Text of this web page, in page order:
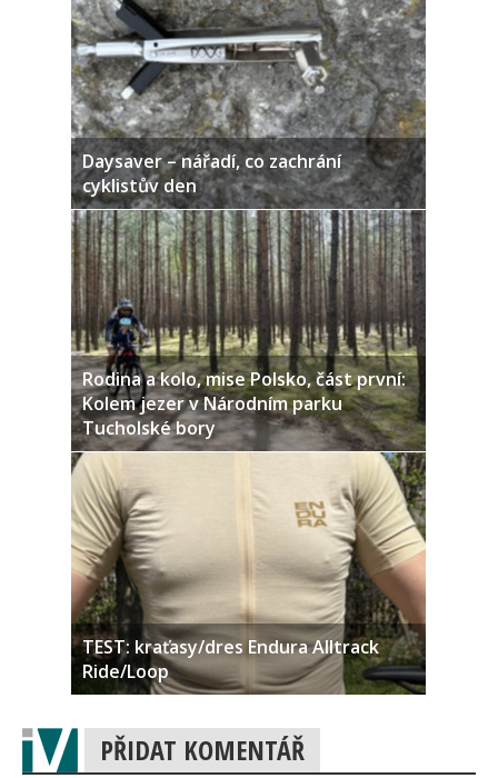
Daysaver – nářadí, co zachrání
cyklistův den
Rodina a kolo, mise Polsko, část první:
Kolem jezer v Národním parku
Tucholské bory
TEST: kraťasy/dres Endura Alltrack
Ride/Loop
PŘIDAT KOMENTÁŘ